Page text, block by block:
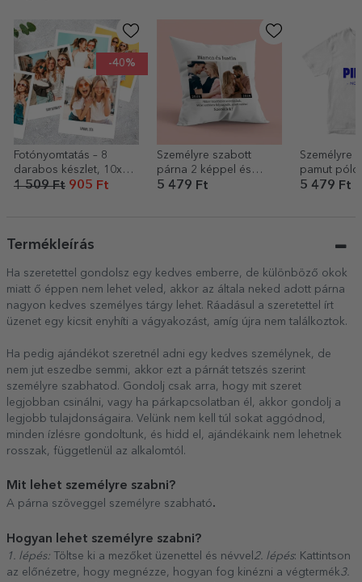
-40%
Fotónyomtatás – 8
darabos készlet, 10x12
cm-es polaroid
1 509 Ft 905 Ft
Személyre szabott
párna 2 képpel és
szöveggel – Akkor és
5 479 Ft
Személyre
pamut póló
környéked
5 479 Ft
Termékleírás
Ha szeretettel gondolsz egy kedves emberre, de különböző okok
miatt ő éppen nem lehet veled, akkor az általa neked adott párna
nagyon kedves személyes tárgy lehet. Ráadásul a szeretettel írt
üzenet egy kicsit enyhíti a vágyakozást, amíg újra nem találkoztok.
Ha pedig ajándékot szeretnél adni egy kedves személynek, de
nem jut eszedbe semmi, akkor ezt a párnát tetszés szerint
személyre szabhatod. Gondolj csak arra, hogy mit szeret
legjobban csinálni, vagy ha párkapcsolatban él, akkor gondolj a
legjobb tulajdonságaira. Velünk nem kell túl sokat aggódnod,
minden ízlésre gondoltunk, és hidd el, ajándékaink nem lehetnek
rosszak, függetlenül az alkalomtól.
Mit lehet személyre szabni?
A párna szöveggel személyre szabható.
Hogyan lehet személyre szabni?
1. lépés: Töltse ki a mezőket üzenettel és névvel 2. lépés: Kattintson
az előnézetre, hogy megnézze, hogyan fog kinézni a végtermék3.